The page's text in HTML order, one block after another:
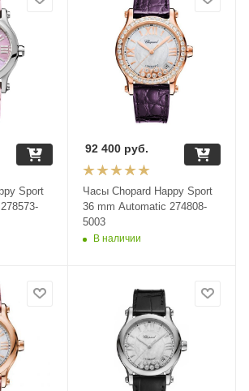
Sport
Часы Chopard Happy Sport
36 mm Automatic 274808-
5003
В наличии
92 400руб.